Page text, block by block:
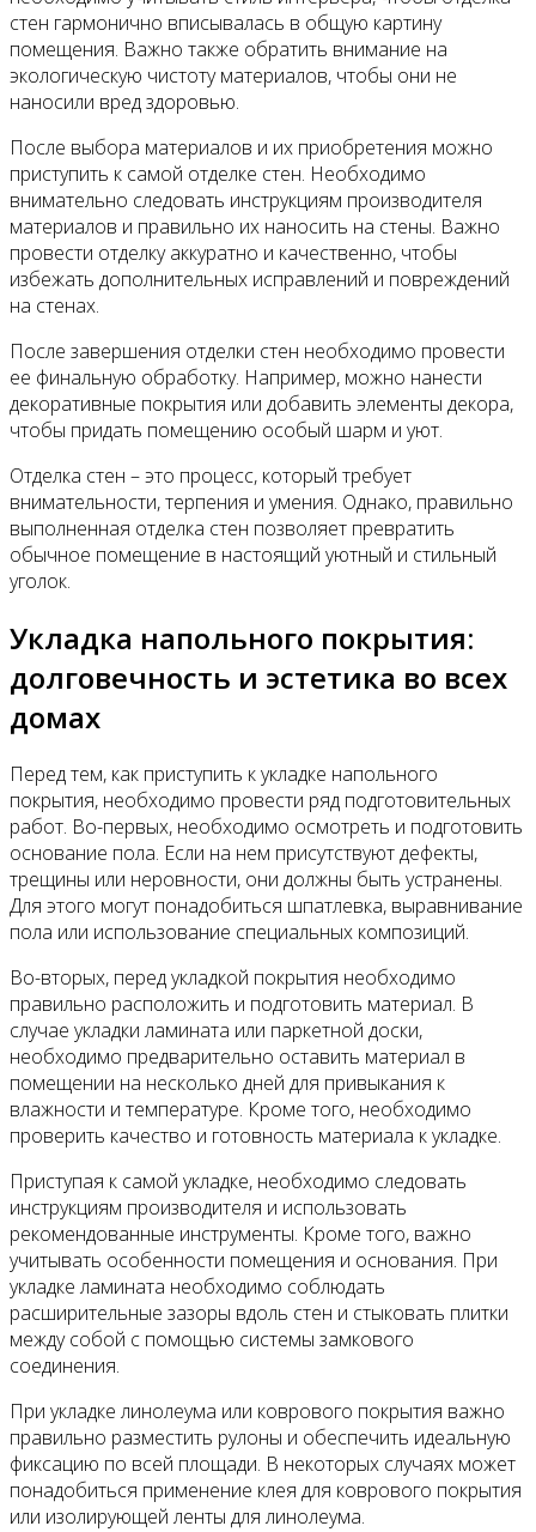
стен гармонично вписывалась в общую картину
помещения. Важно также обратить внимание на
экологическую чистоту материалов, чтобы они не
наносили вред здоровью.
После выбора материалов и их приобретения можно
приступить к самой отделке стен. Необходимо
внимательно следовать инструкциям производителя
материалов и правильно их наносить на стены. Важно
провести отделку аккуратно и качественно, чтобы
избежать дополнительных исправлений и повреждений
на стенах.
После завершения отделки стен необходимо провести
ее финальную обработку. Например, можно нанести
декоративные покрытия или добавить элементы декора,
чтобы придать помещению особый шарм и уют.
Отделка стен – это процесс, который требует
внимательности, терпения и умения. Однако, правильно
выполненная отделка стен позволяет превратить
обычное помещение в настоящий уютный и стильный
уголок.
Укладка напольного покрытия:
долговечность и эстетика во всех
домах
Перед тем, как приступить к укладке напольного
покрытия, необходимо провести ряд подготовительных
работ. Во-первых, необходимо осмотреть и подготовить
основание пола. Если на нем присутствуют дефекты,
трещины или неровности, они должны быть устранены.
Для этого могут понадобиться шпатлевка, выравнивание
пола или использование специальных композиций.
Во-вторых, перед укладкой покрытия необходимо
правильно расположить и подготовить материал. В
случае укладки ламината или паркетной доски,
необходимо предварительно оставить материал в
помещении на несколько дней для привыкания к
влажности и температуре. Кроме того, необходимо
проверить качество и готовность материала к укладке.
Приступая к самой укладке, необходимо следовать
инструкциям производителя и использовать
рекомендованные инструменты. Кроме того, важно
учитывать особенности помещения и основания. При
укладке ламината необходимо соблюдать
расширительные зазоры вдоль стен и стыковать плитки
между собой с помощью системы замкового
соединения.
При укладке линолеума или коврового покрытия важно
правильно разместить рулоны и обеспечить идеальную
фиксацию по всей площади. В некоторых случаях может
понадобиться применение клея для коврового покрытия
или изолирующей ленты для линолеума.